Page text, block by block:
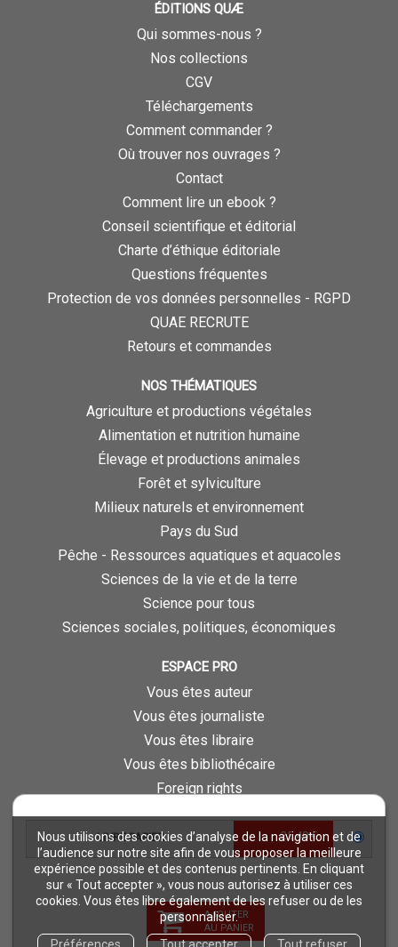
Nous utilisons des cookies d’analyse de la navigation et de
l’audience sur notre site afin de vous proposer la meilleure
expérience possible et des contenus pertinents. En cliquant
sur « Tout accepter », vous nous autorisez à utiliser ces
cookies. Vous êtes libre également de les refuser ou de les
personnaliser.
Préférences
Tout accepter Tout refuser
LIVRE PAPIER 25,40 €
AJOUTER
AU PANIER
ÉDITIONS QUÆ
Qui sommes-nous ?
Nos collections
CGV
Téléchargements
Comment commander ?
Où trouver nos ouvrages ?
Contact
Comment lire un ebook ?
Conseil scientifique et éditorial
Charte d’éthique éditoriale
Questions fréquentes
Protection de vos données personnelles - RGPD
QUAE RECRUTE
Retours et commandes
NOS THÉMATIQUES
Agriculture et productions végétales
Alimentation et nutrition humaine
Élevage et productions animales
Forêt et sylviculture
Milieux naturels et environnement
Pays du Sud
Pêche - Ressources aquatiques et aquacoles
Sciences de la vie et de la terre
Science pour tous
Sciences sociales, politiques, économiques
ESPACE PRO
Vous êtes auteur
Vous êtes journaliste
Vous êtes libraire
Vous êtes bibliothécaire
Foreign rights
Procédure d'évaluation
NOTRE SITE
Quae © 2018
Mentions légales
Déclaration d'accessibilité